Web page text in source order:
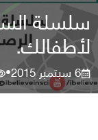
لأطفالك.
6 سبتمبر 2015 •